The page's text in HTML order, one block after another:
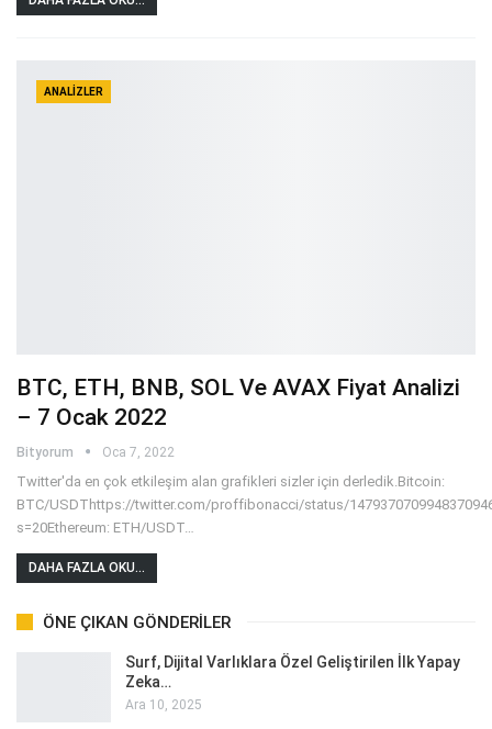
ANALIZLER
BTC, ETH, BNB, SOL Ve AVAX Fiyat Analizi
– 7 Ocak 2022
Bityorum Oca 7, 2022
Twitter'da en çok etkileşim alan grafikleri sizler için derledik.Bitcoin:
BTC/USDThttps://twitter.com/proffibonacci/status/
s=20Ethereum: ETH/USDT
DAHA FAZLA OKU...
ÖNE ÇIKAN GÖNDERILER
Surf, Dijital Varlıklara Özel Geliştirilen İlk Yapay
Zeka…
Ara 10, 2025